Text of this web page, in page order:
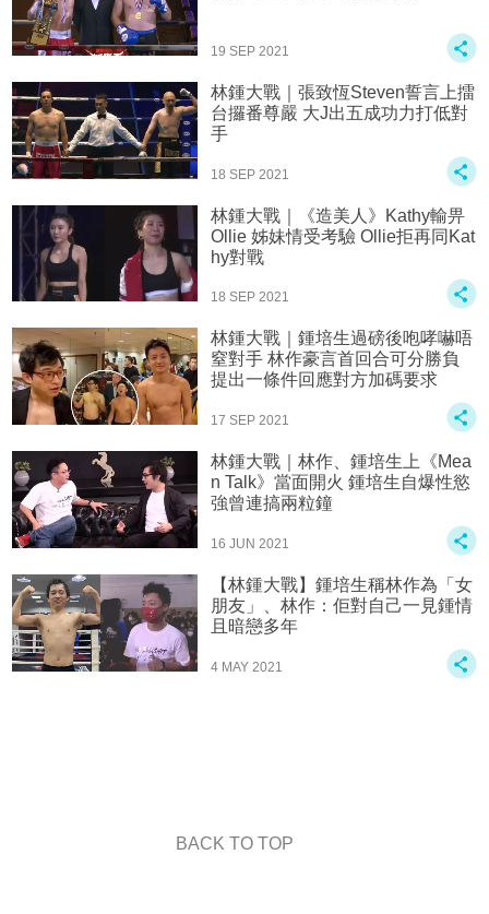
19 SEP 2021
林鍾大戰｜張致恆Steven誓言上擂
台攞番尊嚴 大J出五成功力打低對
手
18 SEP 2021
林鍾大戰｜《造美人》Kathy輸畀
Ollie 姊妹情受考驗 Ollie拒再同Kat
hy對戰
18 SEP 2021
林鍾大戰｜鍾培生過磅後咆哮嚇唔
窒對手 林作豪言首回合可分勝負
提出一條件回應對方加碼要求
17 SEP 2021
林鍾大戰｜林作、鍾培生上《Mea
n Talk》當面開火 鍾培生自爆性慾
強曾連搞兩粒鐘
16 JUN 2021
【林鍾大戰】鍾培生稱林作為「女
朋友」、林作：佢對自己一見鍾情
且暗戀多年
4 MAY 2021
BACK TO TOP